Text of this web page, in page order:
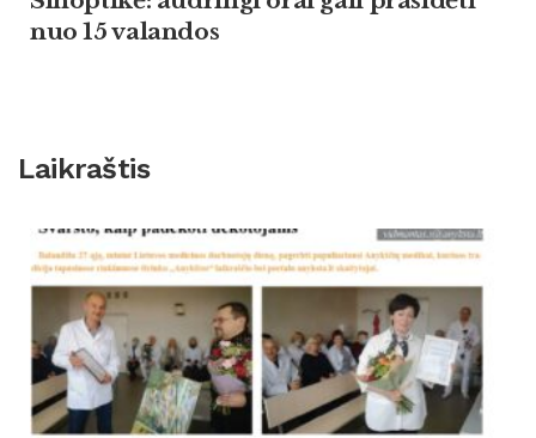
nuo 15 valandos
Laikraštis